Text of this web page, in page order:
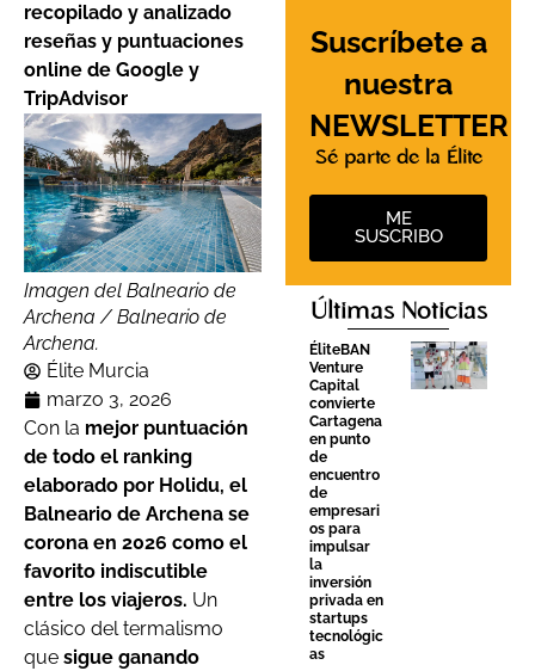
recopilado y analizado
reseñas y puntuaciones
online de Google y
TripAdvisor
Imagen del Balneario de
Archena / Balneario de
Archena.
Élite Murcia
marzo 3, 2026
Con la mejor puntuación
de todo el ranking
elaborado por Holidu, el
Balneario de Archena se
corona en 2026 como el
favorito indiscutible
entre los viajeros. Un
clásico del termalismo
que sigue ganando
Suscríbete a
nuestra
NEWSLETTER
Sé parte de la Élite
ME
SUSCRIBO
Últimas Noticias
ÉliteBAN
Venture
Capital
convierte
Cartagena
en punto
de
encuentro
de
empresari
os para
impulsar
la
inversión
privada en
startups
tecnológic
as